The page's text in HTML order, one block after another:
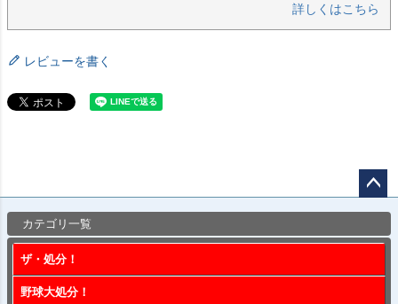
詳しくはこちら
レビューを書く
カテゴリ一覧
ザ・処分！
野球大処分！
ップ